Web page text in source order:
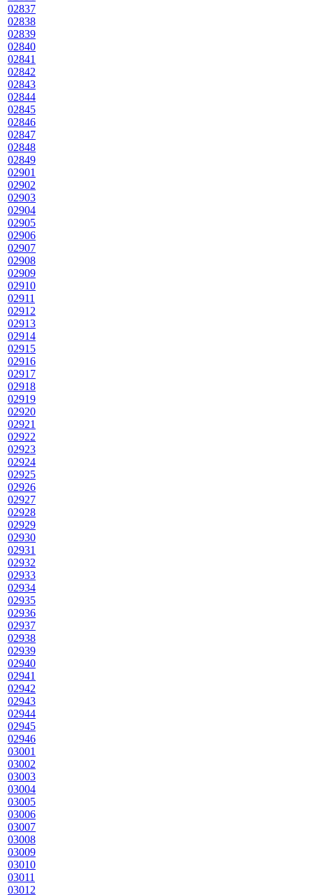
02837
02838
02839
02840
02841
02842
02843
02844
02845
02846
02847
02848
02849
02901
02902
02903
02904
02905
02906
02907
02908
02909
02910
02911
02912
02913
02914
02915
02916
02917
02918
02919
02920
02921
02922
02923
02924
02925
02926
02927
02928
02929
02930
02931
02932
02933
02934
02935
02936
02937
02938
02939
02940
02941
02942
02943
02944
02945
02946
03001
03002
03003
03004
03005
03006
03007
03008
03009
03010
03011
03012